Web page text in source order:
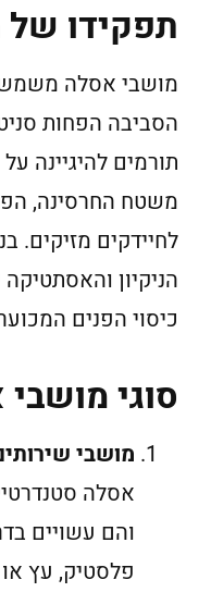
תפקידו
מושבי אסלה
הסביבה הפחות
תורמים להיגיינה
משטח החרסינה,
לחיידקים מזיקים.
הניקיון
כיסוי הפנים
סוגי
מושבי
אסלה
והם עשויים
פלסטיק, עץ